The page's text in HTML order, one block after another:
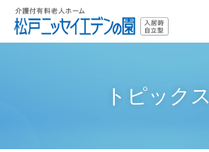
トピックス